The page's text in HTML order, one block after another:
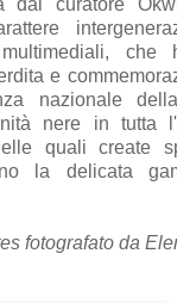
che
e
nazionale
nere in tutta
quali create
la delicata
fotografato da